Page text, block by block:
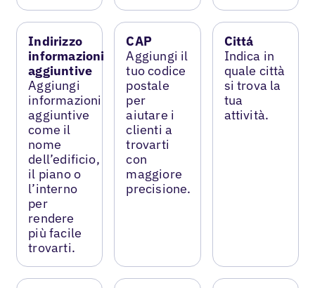
Indirizzo
informazioni
aggiuntive
Aggiungi
informazioni
aggiuntive
come il
nome
dell’edificio,
il piano o
l’interno
per
rendere
più facile
trovarti.
CAP
Aggiungi il
tuo codice
postale
per
aiutare i
clienti a
trovarti
con
maggiore
precisione.
Cittá
Indica in
quale città
si trova la
tua
attività.